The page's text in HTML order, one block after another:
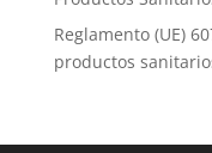
Reglamento (UE)
productos